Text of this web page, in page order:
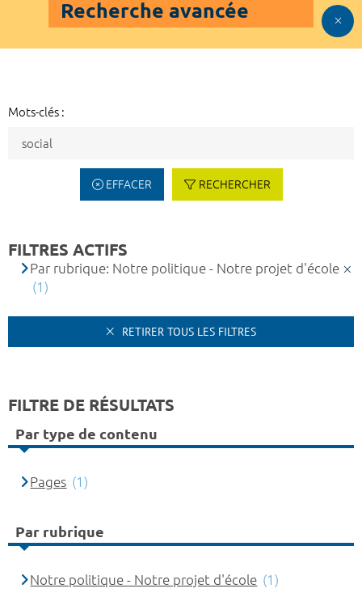
Recherche avancée
Mots-clés :
EFFACER RECHERCHER
FILTRES ACTIFS
Par rubrique: Notre politique - Notre projet d'école
(1)
RETIRER TOUS LES FILTRES
FILTRE DE RÉSULTATS
Par type de contenu
Pages (1)
Par rubrique
Notre politique - Notre projet d'école (1)